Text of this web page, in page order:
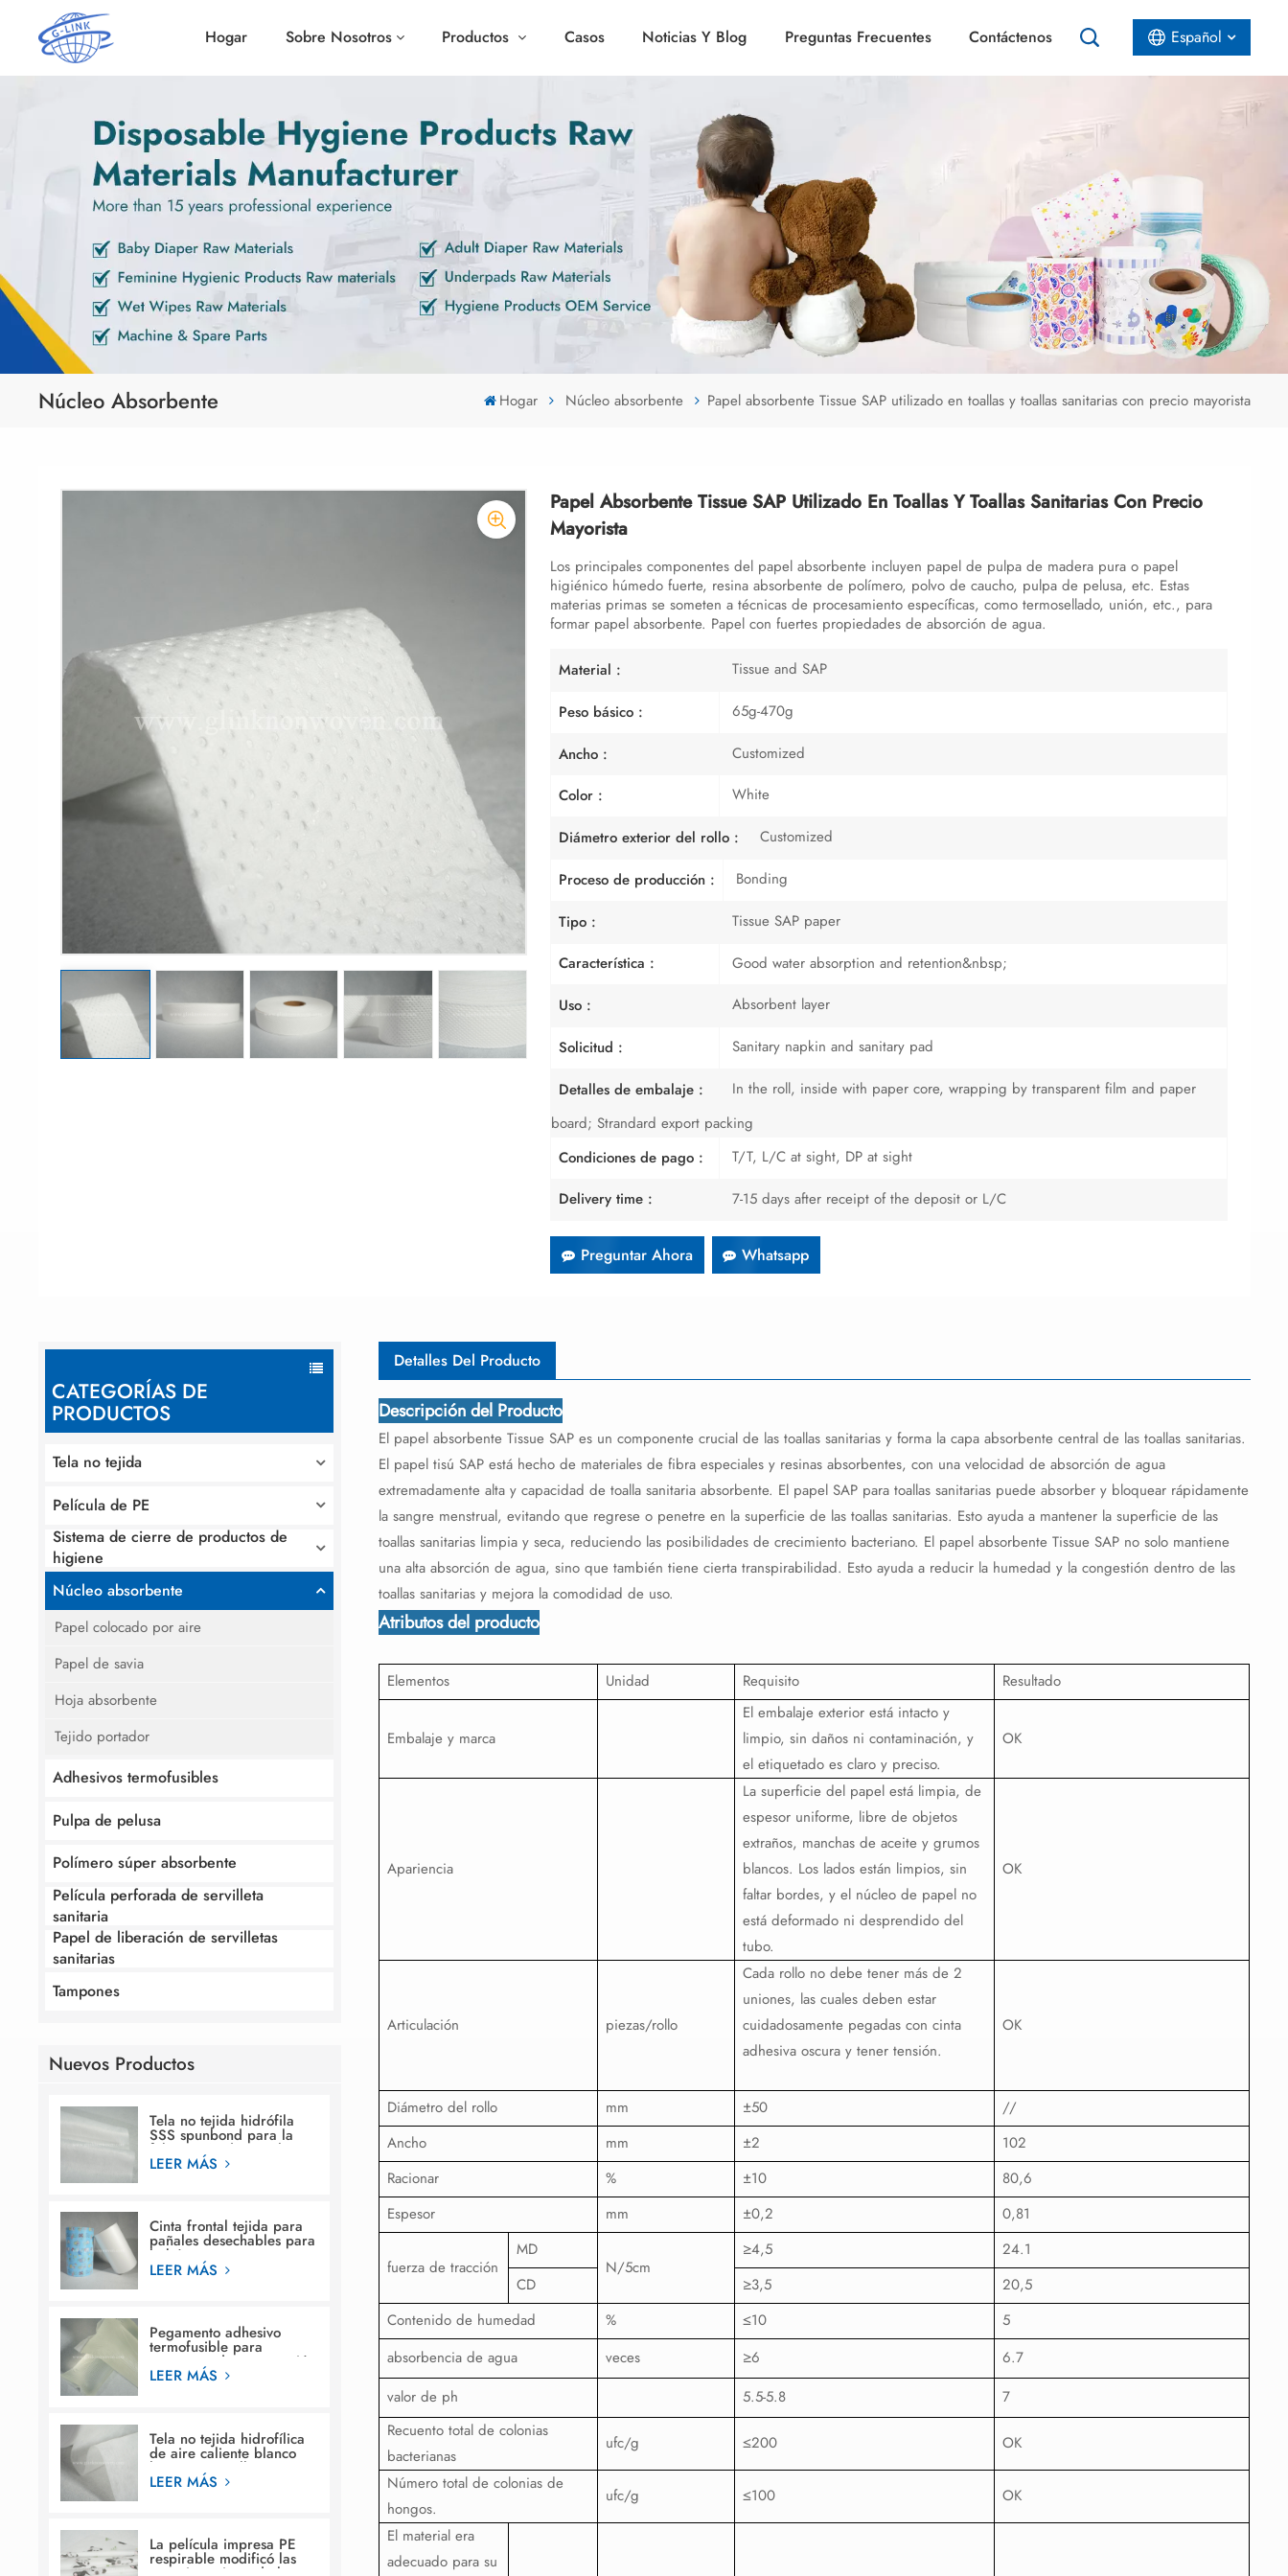
Hogar Sobre Nosotros Productos Casos Noticias Y Blog Preguntas Frecuentes Contáctenos Español
عربي
Núcleo Absorbente Hogar Núcleo absorbente Papel absorbente Tissue SAP utilizado en toallas y toallas sanitarias con precio mayorista
Papel Absorbente Tissue SAP Utilizado En Toallas Y Toallas Sanitarias Con Precio
Mayorista
Los principales componentes del papel absorbente incluyen papel de pulpa de madera pura o papel
higiénico húmedo fuerte, resina absorbente de polímero, polvo de caucho, pulpa de pelusa, etc. Estas
materias primas se someten a técnicas de procesamiento específicas, como termosellado, unión, etc., para
formar papel absorbente. Papel con fuertes propiedades de absorción de agua.
Material : Tissue and SAP
Peso básico : 65g-470g
Ancho : Customized
Color : White
Diámetro exterior del rollo : Customized
Proceso de producción : Bonding
Tipo : Tissue SAP paper
Característica : Good water absorption and retention&nbsp;
Uso : Absorbent layer
Solicitud : Sanitary napkin and sanitary pad
Detalles de embalaje :
In the roll, inside with paper core, wrapping by transparent film and paper
board; Strandard export packing
Condiciones de pago :
T/T, L/C at sight, DP at sight
Delivery time : 7-15 days after receipt of the deposit or L/C
Preguntar Ahora Whatsapp
CATEGORÍAS DE
PRODUCTOS
Tela no tejida
Película de PE
Sistema de cierre de productos de
higiene
Núcleo absorbente
Papel colocado por aire
Papel de savia
Hoja absorbente
Tejido portador
Adhesivos termofusibles
Pulpa de pelusa
Polímero súper absorbente
Película perforada de servilleta
sanitaria
Papel de liberación de servilletas
sanitarias
Tampones
Nuevos Productos
Tela no tejida hidrófila
SSS spunbond para la
fabricación de pañales
para bebés
LEER MÁS
Cinta frontal tejida para
pañales desechables para
bebés.
LEER MÁS
Pegamento adhesivo
termofusible para
estructura de construcción
en pañales para bebés
LEER MÁS
Tela no tejida hidrofílica
de aire caliente blanco
liso para servilleta
sanitaria femenina
LEER MÁS
La película impresa PE
respirable modificó las
Detalles Del Producto
Descripción del Producto
El papel absorbente Tissue SAP es un componente crucial de las toallas sanitarias y forma la capa absorbente central de las toallas sanitarias.
El papel tisú SAP está hecho de materiales de fibra especiales y resinas absorbentes, con una velocidad de absorción de agua
extremadamente alta y capacidad de toalla sanitaria absorbente. El papel SAP para toallas sanitarias puede absorber y bloquear rápidamente
la sangre menstrual, evitando que regrese o penetre en la superficie de las toallas sanitarias. Esto ayuda a mantener la superficie de las
toallas sanitarias limpia y seca, reduciendo las posibilidades de crecimiento bacteriano. El papel absorbente Tissue SAP no solo mantiene
una alta absorción de agua, sino que también tiene cierta transpirabilidad. Esto ayuda a reducir la humedad y la congestión dentro de las
toallas sanitarias y mejora la comodidad de uso.
Atributos del producto
Elementos Unidad Requisito Resultado
Embalaje y marca
El embalaje exterior está intacto y
limpio, sin daños ni contaminación, y
el etiquetado es claro y preciso.
OK
Apariencia
La superficie del papel está limpia, de
espesor uniforme, libre de objetos
extraños, manchas de aceite y grumos
blancos. Los lados están limpios, sin
faltar bordes, y el núcleo de papel no
está deformado ni desprendido del
tubo.
OK
Articulación piezas/rollo
Cada rollo no debe tener más de 2
uniones, las cuales deben estar
cuidadosamente pegadas con cinta
adhesiva oscura y tener tensión.
OK
Diámetro del rollo mm ±50
//
Ancho
mm ±2
102
Racionar
% ±10
80,6
Espesor
mm ±0,2 0,81
fuerza de tracción
MD
N/5cm
≥4,5
24.1
CD
≥3,5
20,5
Contenido de humedad
% ≤10
5
absorbencia de agua
veces ≥6
6.7
valor de ph
5.5-5.8
7
Recuento total de colonias
bacterianas
ufc/g ≤200
OK
Número total de colonias de
hongos.
ufc/g ≤100
OK
El material era
adecuado para su